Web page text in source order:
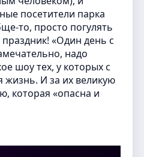
посетители парка
то, просто погулять
праздник! «Один день с
надо
шоу тех, у которых с
жизнь. И за их великую
которая «опасна и